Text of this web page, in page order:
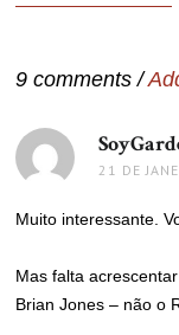
de
9 comments /
21 DE
Muito interessante.
Mas falta
Brian Jones – não o